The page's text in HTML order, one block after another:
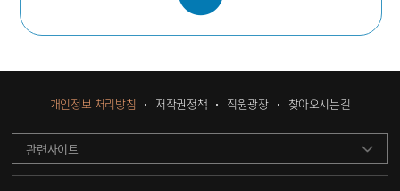
개인정보 처리방침 저작권정책 직원광장 찾아오시는길
관련사이트